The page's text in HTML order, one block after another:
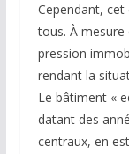
Cependant, cet
tous. À
pression
rendant la
Le bâtiment «
datant des
centraux, en